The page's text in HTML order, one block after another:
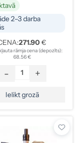
2–3 darba
271.90 €
rāmja cena (depozīts):
68.56 €
- +
Ielikt grozā